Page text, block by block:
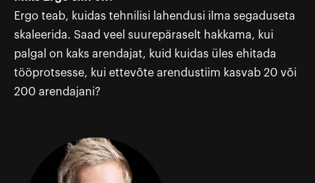
Ergo teab, kuidas tehnilisi lahendusi ilma segaduseta
skaleerida. Saad veel suurepäraselt hakkama, kui
palgal on kaks arendajat, kuid kuidas üles ehitada
tööprotsesse, kui ettevõte arendustiim kasvab 20 või
200 arendajani?